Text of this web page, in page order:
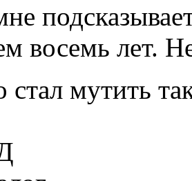
восемь лет.
стал мутить